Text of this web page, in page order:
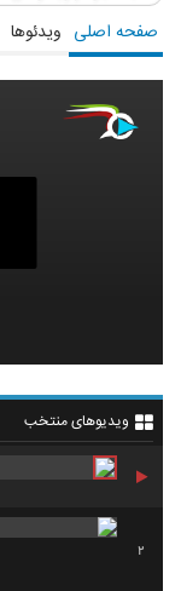
صفحه اصلی ویدئوها
ویدیوهای منتخب
2